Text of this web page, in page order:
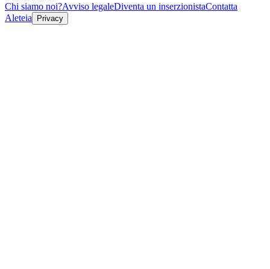
Chi siamo noi?Avviso legaleDiventa un inserzionistaContatta
Aleteia
Privacy